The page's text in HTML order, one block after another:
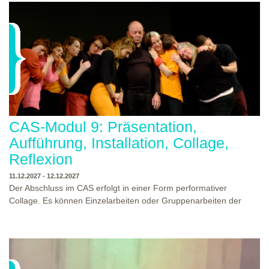
CAS-Modul 9: Präsentation,
Aufführung, Installation, Collage,
Reflexion
11.12.2027 - 12.12.2027
Der Abschluss im CAS erfolgt in einer Form performativer
Collage. Es können Einzelarbeiten oder Gruppenarbeiten der
Ausbildungsprogramm zu erleben. Die Studierenden des
oder Präsentation. Wir freuen uns über Begegnungen und
WO?